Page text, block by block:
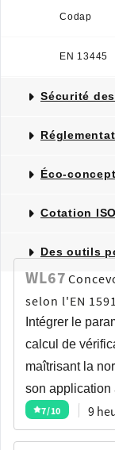
Codap
EN 13445
Sécurité
Éco-
Cotation ISO
Des outils
WL67
selon l'EN 1591
Intégrer le
calcul de
maîtrisant la
son application
7/10 9